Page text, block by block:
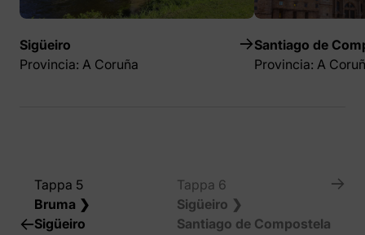
Sigüeiro
Provincia: A Coruña
Santiago de
Provincia: A
Tappa 5
Bruma ❯
Sigüeiro
Tappa 6
Sigüeiro ❯
Santiago de Compostela